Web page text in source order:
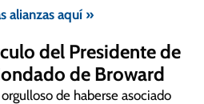
alianzas aquí »
del Presidente de
de Broward
de haberse asociado